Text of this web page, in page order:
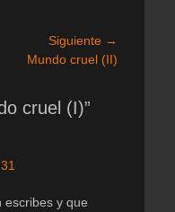
Siguiente →
Mundo cruel (II)
cruel (I)”
escribes y que